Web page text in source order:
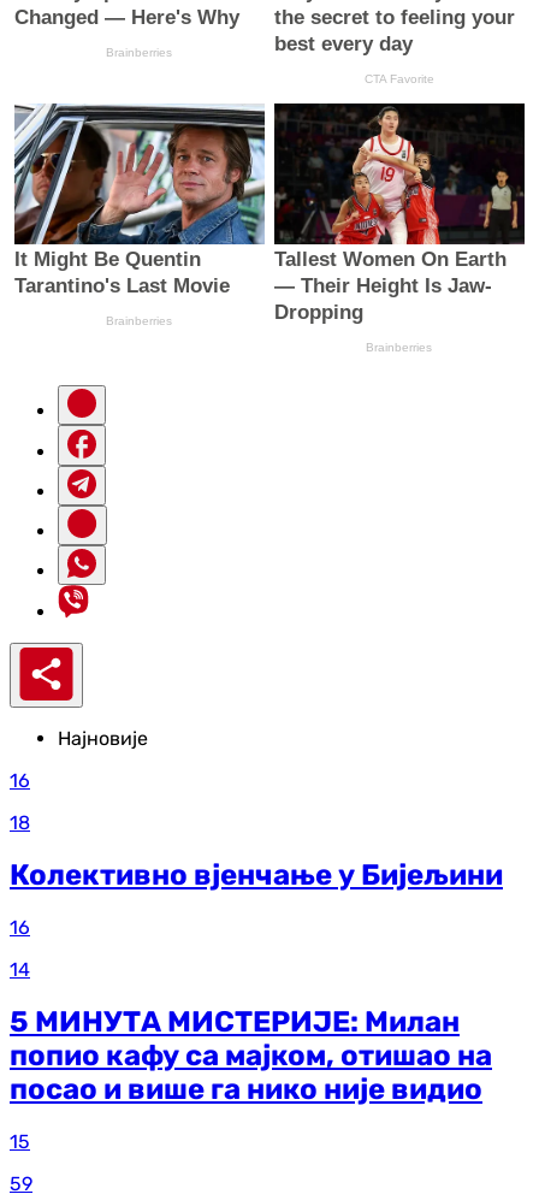
Најновије
16
18
Колективно вјенчање у Бијељини
16
14
5 МИНУТА МИСТЕРИЈЕ: Милан
попио кафу са мајком, отишао на
посао и више га нико није видио
15
59